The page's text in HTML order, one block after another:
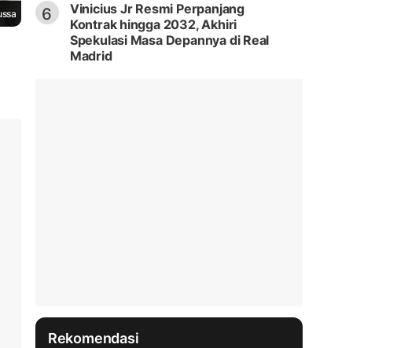
6
Vinicius Jr Resmi Perpanjang
Kontrak hingga 2032, Akhiri
Spekulasi Masa Depannya di Real
Madrid
Rekomendasi